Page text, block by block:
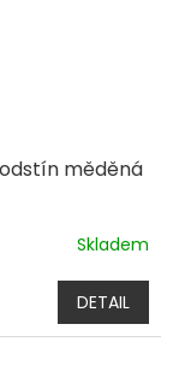
měděná
Skladem
DETAIL